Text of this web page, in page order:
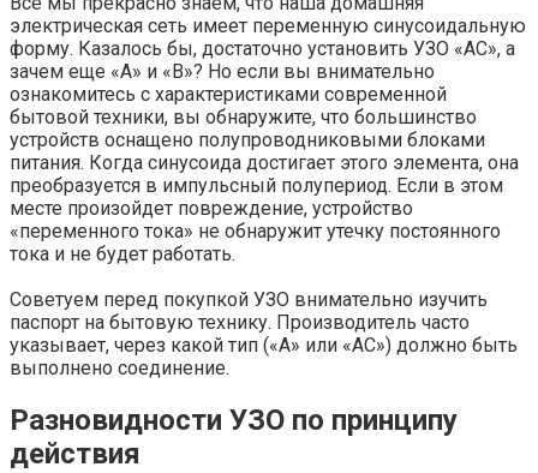
электрическая сеть имеет переменную синусоидальную
форму. Казалось бы, достаточно установить УЗО «АС», а
зачем еще «А» и «В»? Но если вы внимательно
ознакомитесь с характеристиками современной
бытовой техники, вы обнаружите, что большинство
устройств оснащено полупроводниковыми блоками
питания. Когда синусоида достигает этого элемента, она
преобразуется в импульсный полупериод. Если в этом
месте произойдет повреждение, устройство
«переменного тока» не обнаружит утечку постоянного
тока и не будет работать.
Советуем перед покупкой УЗО внимательно изучить
паспорт на бытовую технику. Производитель часто
указывает, через какой тип («A» или «AC») должно быть
выполнено соединение.
Разновидности УЗО по принципу
действия